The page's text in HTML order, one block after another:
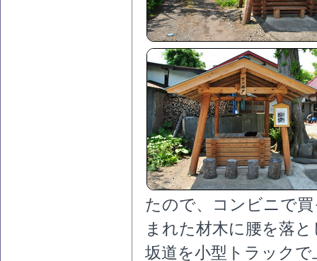
たので、コンビニで
まれた材木に腰を落
坂道を小型トラック